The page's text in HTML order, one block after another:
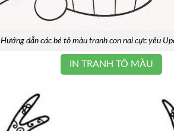
Hướng dẫn các bé tô màu tranh con nai cực yêu
IN TRANH TÔ MÀU